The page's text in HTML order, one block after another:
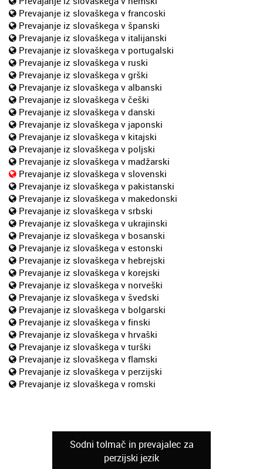
Prevajanje iz slovaškega v francoski
Prevajanje iz slovaškega v španski
Prevajanje iz slovaškega v italijanski
Prevajanje iz slovaškega v portugalski
Prevajanje iz slovaškega v ruski
Prevajanje iz slovaškega v grški
Prevajanje iz slovaškega v albanski
Prevajanje iz slovaškega v češki
Prevajanje iz slovaškega v danski
Prevajanje iz slovaškega v japonski
Prevajanje iz slovaškega v kitajski
Prevajanje iz slovaškega v poljski
Prevajanje iz slovaškega v madžarski
Prevajanje iz slovaškega v slovenski
Prevajanje iz slovaškega v pakistanski
Prevajanje iz slovaškega v makedonski
Prevajanje iz slovaškega v srbski
Prevajanje iz slovaškega v ukrajinski
Prevajanje iz slovaškega v bosanski
Prevajanje iz slovaškega v estonski
Prevajanje iz slovaškega v hebrejski
Prevajanje iz slovaškega v korejski
Prevajanje iz slovaškega v norveški
Prevajanje iz slovaškega v švedski
Prevajanje iz slovaškega v bolgarski
Prevajanje iz slovaškega v finski
Prevajanje iz slovaškega v hrvaški
Prevajanje iz slovaškega v turški
Prevajanje iz slovaškega v flamski
Prevajanje iz slovaškega v perzijski
Prevajanje iz slovaškega v romski
Sodni tolmač in prevajalec za
perzijski jezik